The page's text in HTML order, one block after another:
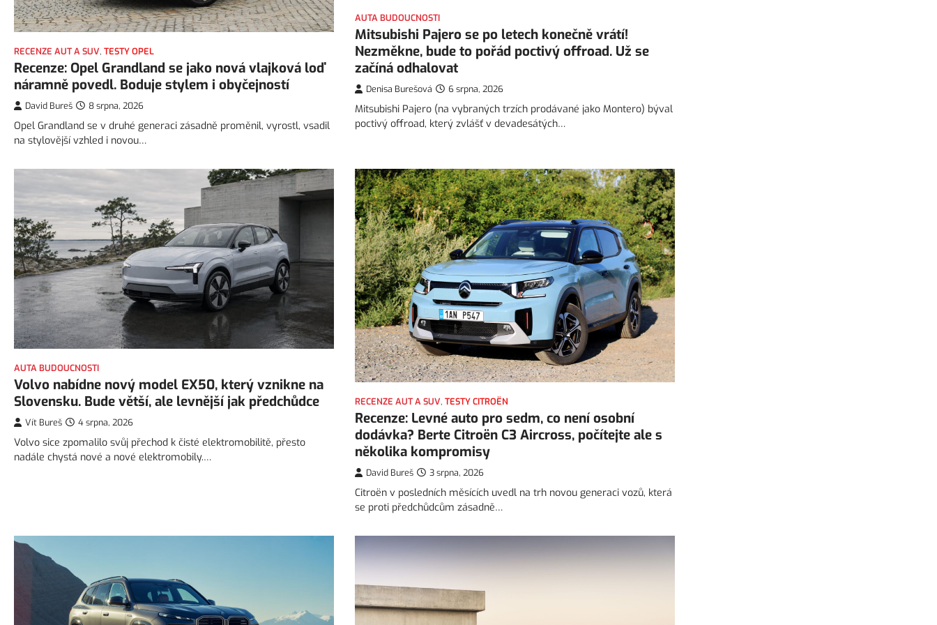
RECENZE AUT A SUV, TESTY OPEL
Recenze: Opel Grandland se jako nová vlajková loď
náramně povedl. Boduje stylem i obyčejností
David Bureš 8 srpna, 2026
Opel Grandland se v druhé generaci zásadně proměnil, vyrostl, vsadil
na stylovější vzhled i novou…
AUTA BUDOUCNOSTI
Mitsubishi Pajero se po letech konečně vrátí!
Nezměkne, bude to pořád poctivý offroad. Už se
začíná odhalovat
Denisa Burešová 6 srpna, 2026
Mitsubishi Pajero (na vybraných trzích prodávané jako Montero) býval
poctivý offroad, který zvlášť v devadesátých…
AUTA BUDOUCNOSTI
Volvo nabídne nový model EX50, který vznikne na
Slovensku. Bude větší, ale levnější jak předchůdce
Vít Bureš 4 srpna, 2026
Volvo sice zpomalilo svůj přechod k čisté elektromobilitě, přesto
nadále chystá nové a nové elektromobily.…
RECENZE AUT A SUV, TESTY CITROËN
Recenze: Levné auto pro sedm, co není osobní
dodávka? Berte Citroën C3 Aircross, počítejte ale s
několika kompromisy
David Bureš 3 srpna, 2026
Citroën v posledních měsících uvedl na trh novou generaci vozů, která
se proti předchůdcům zásadně…